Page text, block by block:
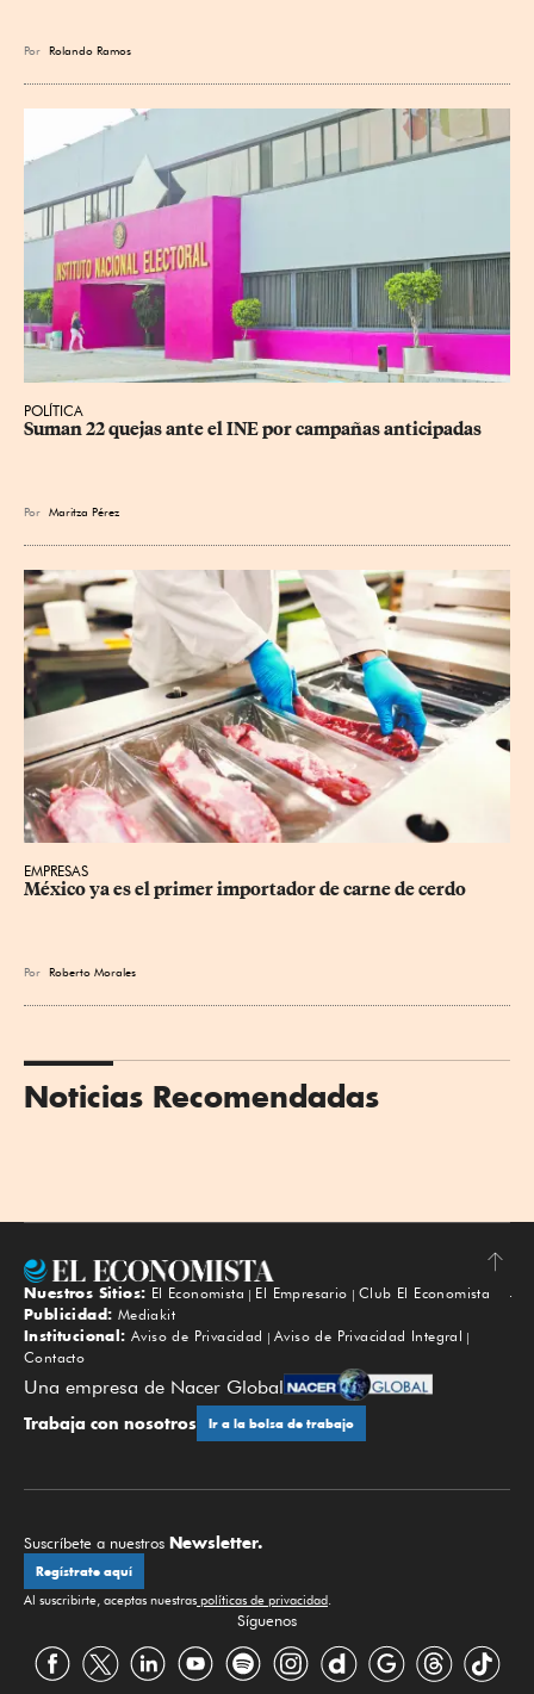
Por Rolando Ramos
POLÍTICA
Suman 22 quejas ante el INE por campañas anticipadas
Por Maritza Pérez
EMPRESAS
México ya es el primer importador de carne de cerdo
Por Roberto Morales
Noticias Recomendadas
Subir
Nuestros Sitios: El Economista El Empresario
Club El Economista
Publicidad: Mediakit
Institucional: Aviso de Privacidad
Aviso de Privacidad Integral
Contacto
Una empresa de Nacer Global
Trabaja con nosotros Ir a la bolsa de trabajo
Suscríbete a nuestros Newsletter.
Regístrate aquí
Al suscribirte, aceptas nuestras políticas de privacidad.
Síguenos